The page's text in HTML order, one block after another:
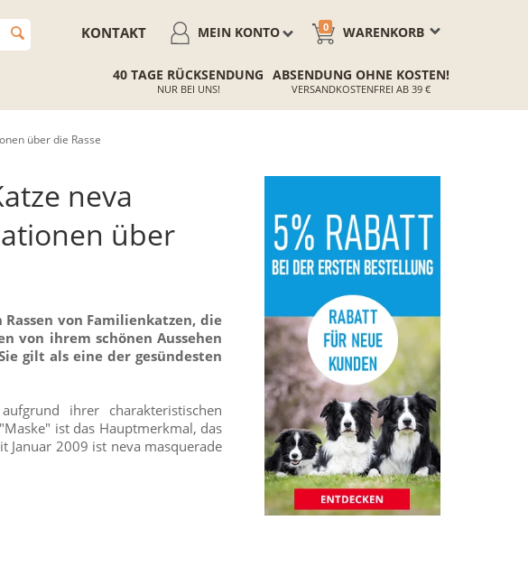
WARENKORB
0
MEIN KONTO
KONTAKT
40 TAGE RÜCKSENDUNG
NUR BEI UNS!
ABSENDUNG OHNE KOSTEN!
VERSANDKOSTENFREI AB 39 €
über die Rasse
neva
über
von Familienkatzen, die
von ihrem schönen Aussehen
gilt als eine der gesündesten
ihrer charakteristischen
ist das Hauptmerkmal, das
Januar 2009 ist neva masquerade